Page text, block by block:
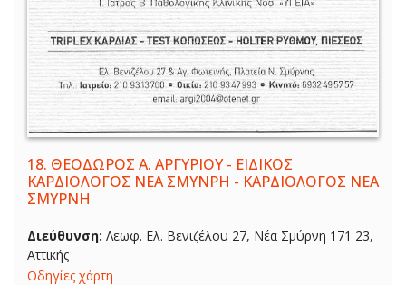
18. ΘΕΟΔΩΡΟΣ Α. ΑΡΓΥΡΙΟΥ - ΕΙΔΙΚΟΣ
ΚΑΡΔΙΟΛΟΓΟΣ ΝΕΑ ΣΜΥΝΡΗ - ΚΑΡΔΙΟΛΟΓΟΣ ΝΕΑ
ΣΜΥΡΝΗ
Διεύθυνση: Λεωφ. Ελ. Βενιζέλου 27, Νέα Σμύρνη 171 23,
Αττικής
Οδηγίες χάρτη